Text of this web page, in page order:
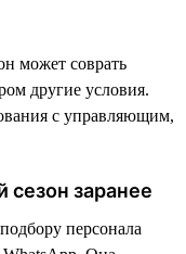
может соврать
другие условия.
с управляющим,
сезон заранее
персонала